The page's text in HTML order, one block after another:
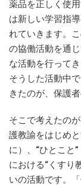
薬品を正しく使
は新しい学習指
れていきます。
の協働活動を通
な活動を行ってき
そうした活動中
きたのが、保護
そこで考えたの
護教諭をはじめ
に）、“ひとこと
における“くすり
いの活動です。